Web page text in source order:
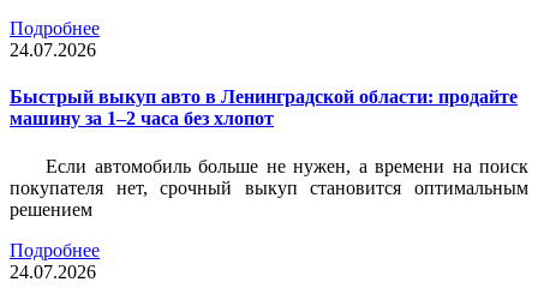
Подробнее
24.07.2026
Быстрый выкуп авто в Ленинградской области: продайте
машину за 1–2 часа без хлопот
Если автомобиль больше не нужен, а времени на поиск
покупателя нет, срочный выкуп становится оптимальным
решением
Подробнее
24.07.2026